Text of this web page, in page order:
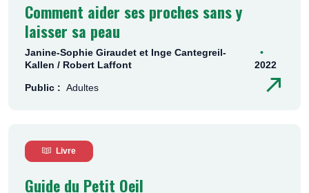
Comment aider ses proches sans y
laisser sa peau
Janine-Sophie Giraudet et Inge Cantegreil-
Kallen / Robert Laffont
2022
Public : Adultes
Livre
Guide du Petit Oeil